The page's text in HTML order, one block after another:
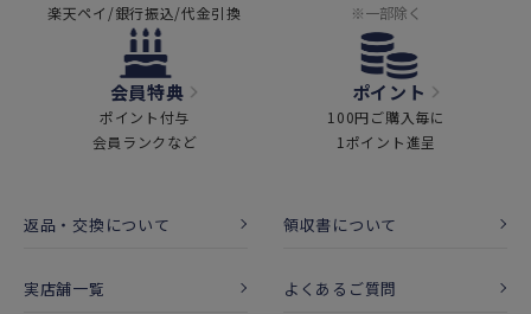
楽天ペイ/銀行振込/代金引換
※一部除く
会員特典
ポイント付与
会員ランクなど
ポイント
100円ご購入毎に
1ポイント進呈
返品・交換について 領収書について
実店舗一覧 よくあるご質問